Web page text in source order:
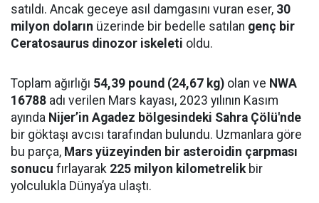
satıldı. Ancak geceye asıl damgasını vuran eser, 30
milyon doların üzerinde bir bedelle satılan genç bir
Ceratosaurus dinozor iskeleti oldu.
Toplam ağırlığı 54,39 pound (24,67 kg) olan ve NWA
16788 adı verilen Mars kayası, 2023 yılının Kasım
ayında Nijer’in Agadez bölgesindeki Sahra Çölü'nde
bir göktaşı avcısı tarafından bulundu. Uzmanlara göre
bu parça, Mars yüzeyinden bir asteroidin çarpması
sonucu fırlayarak 225 milyon kilometrelikbir
yolculukla Dünya’ya ulaştı.